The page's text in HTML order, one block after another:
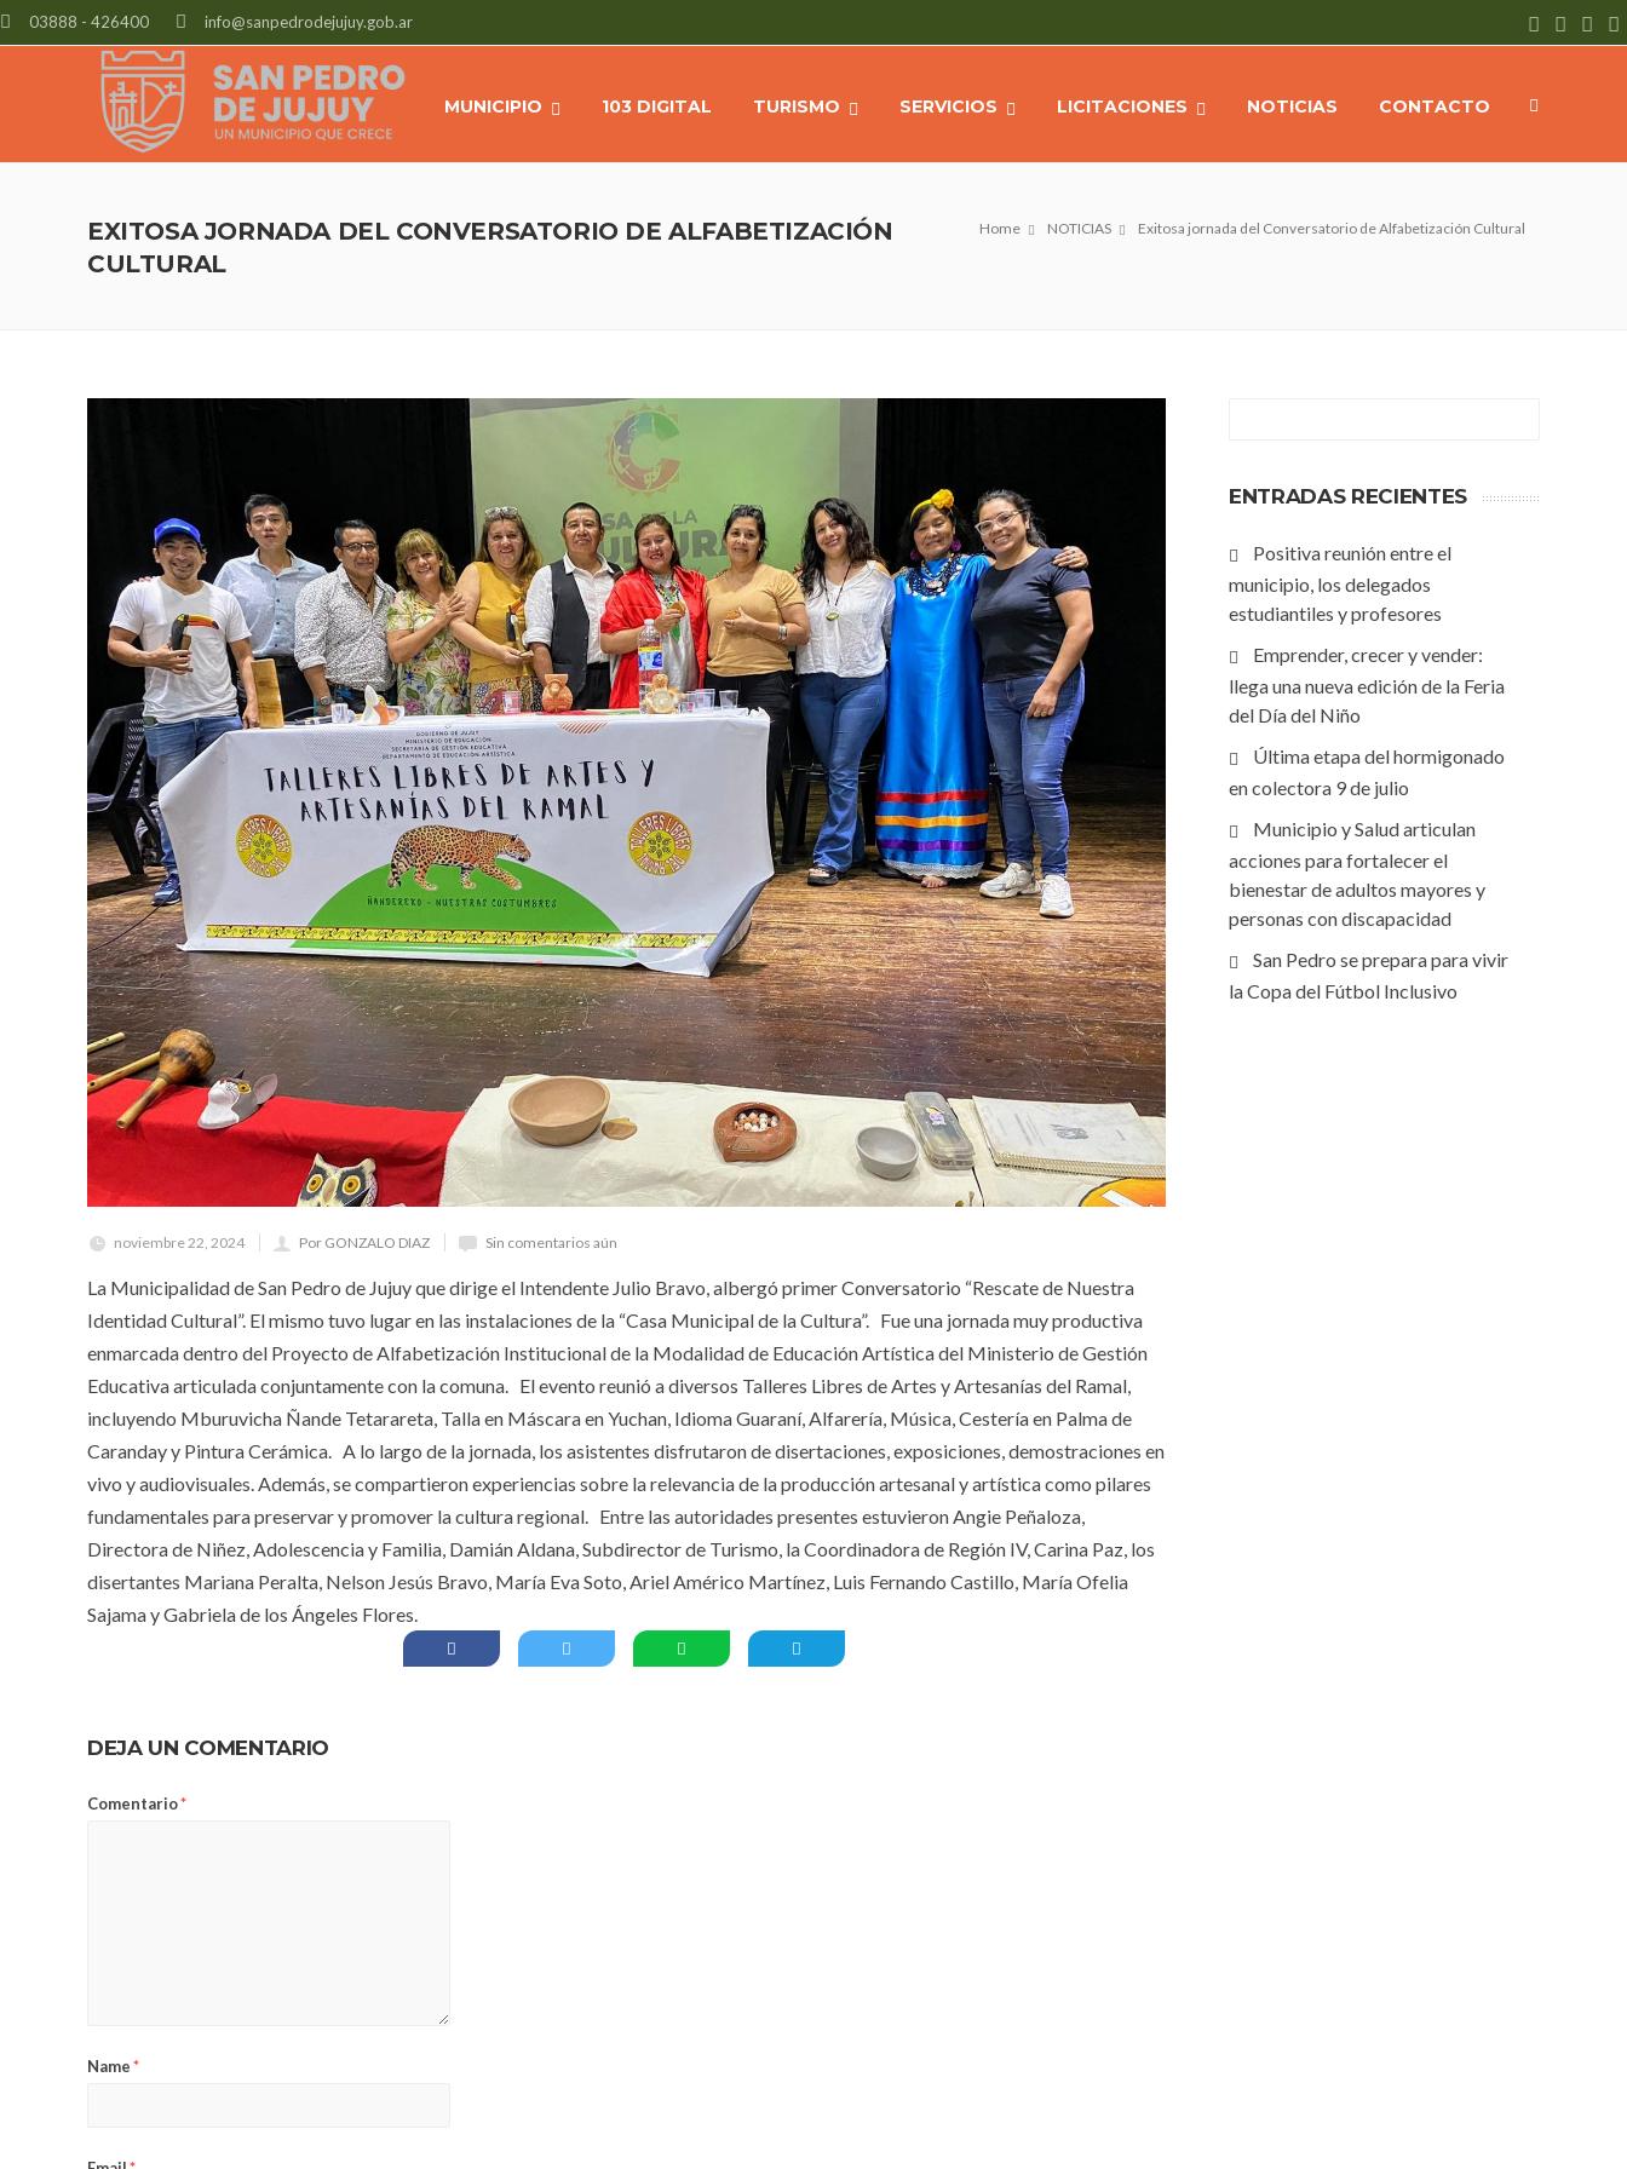
info@sanpedrodejujuy.gob.ar
03888 - 426400
MUNICIPIO 103 DIGITAL TURISMO SERVICIOS LICITACIONES NOTICIAS CONTACTO
Home NOTICIAS Exitosa jornada del Conversatorio de Alfabetización Cultural
EXITOSA JORNADA DEL CONVERSATORIO DE ALFABETIZACIÓN
CULTURAL
noviembre 22, 2024 Por GONZALO DIAZ Sin comentarios aún
La Municipalidad de San Pedro de Jujuy que dirige el Intendente Julio Bravo, albergó primer Conversatorio “Rescate de Nuestra
Identidad Cultural”. El mismo tuvo lugar en las instalaciones de la “Casa Municipal de la Cultura”. Fue una jornada muy productiva
enmarcada dentro del Proyecto de Alfabetización Institucional de la Modalidad de Educación Artística del Ministerio de Gestión
Educativa articulada conjuntamente con la comuna. El evento reunió a diversos Talleres Libres de Artes y Artesanías del Ramal,
incluyendo Mburuvicha Ñande Tetarareta, Talla en Máscara en Yuchan, Idioma Guaraní, Alfarería, Música, Cestería en Palma de
Caranday y Pintura Cerámica. A lo largo de la jornada, los asistentes disfrutaron de disertaciones, exposiciones, demostraciones en
vivo y audiovisuales. Además, se compartieron experiencias sobre la relevancia de la producción artesanal y artística como pilares
fundamentales para preservar y promover la cultura regional. Entre las autoridades presentes estuvieron Angie Peñaloza,
Directora de Niñez, Adolescencia y Familia, Damián Aldana, Subdirector de Turismo, la Coordinadora de Región IV, Carina Paz, los
disertantes Mariana Peralta, Nelson Jesús Bravo, María Eva Soto, Ariel Américo Martínez, Luis Fernando Castillo, María Ofelia
Sajama y Gabriela de los Ángeles Flores.
DEJA UN COMENTARIO
Comentario*
Name*
ENTRADAS RECIENTES
Positiva reunión entre el
municipio, los delegados
estudiantiles y profesores
Emprender, crecer y vender:
llega una nueva edición de la Feria
del Día del Niño
Última etapa del hormigonado
en colectora 9 de julio
Municipio y Salud articulan
acciones para fortalecer el
bienestar de adultos mayores y
personas con discapacidad
San Pedro se prepara para vivir
la Copa del Fútbol Inclusivo